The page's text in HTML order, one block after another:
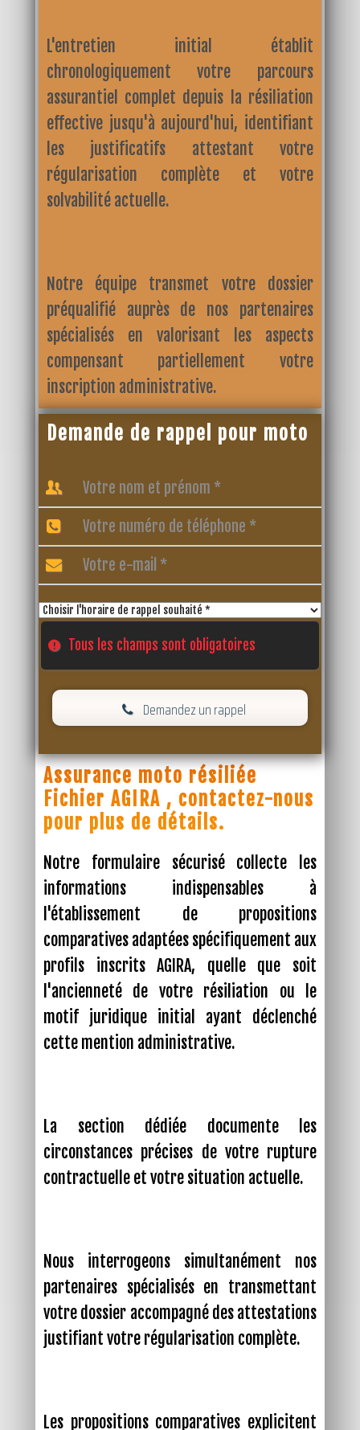
L'entretien initial établit
chronologiquement votre parcours
assurantiel complet depuis la résiliation
effective jusqu'à aujourd'hui, identifiant
les justificatifs attestant votre
régularisation complète et votre
solvabilité actuelle.
Notre équipe transmet votre dossier
préqualifié auprès de nos partenaires
spécialisés en valorisant les aspects
compensant partiellement votre
inscription administrative.
Demande de rappel pour moto
Tous les champs sont obligatoires
Demandez un rappel
Assurance moto résiliée
Fichier AGIRA , contactez-nous
pour plus de détails.
Notre formulaire sécurisé collecte les
informations indispensables à
l'établissement de propositions
comparatives adaptées spécifiquement aux
profils inscrits AGIRA, quelle que soit
l'ancienneté de votre résiliation ou le
motif juridique initial ayant déclenché
cette mention administrative.
La section dédiée documente les
circonstances précises de votre rupture
contractuelle et votre situation actuelle.
Nous interrogeons simultanément nos
partenaires spécialisés en transmettant
votre dossier accompagné des attestations
justifiant votre régularisation complète.
Les propositions comparatives explicitent